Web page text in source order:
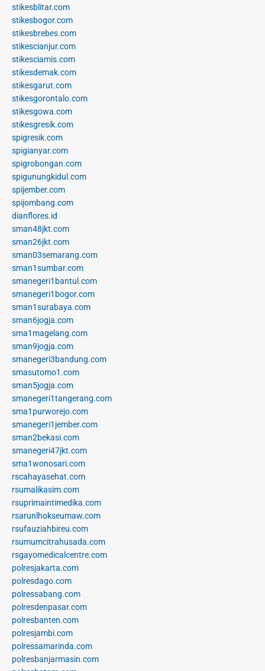
stikesblitar.com
stikesbogor.com
stikesbrebes.com
stikescianjur.com
stikesciamis.com
stikesdemak.com
stikesgarut.com
stikesgorontalo.com
stikesgowa.com
stikesgresik.com
spigresik.com
spigianyar.com
spigrobongan.com
spigunungkidul.com
spijember.com
spijombang.com
dianflores.id
sman48jkt.com
sman26jkt.com
sman03semarang.com
sman1sumbar.com
smanegeri1bantul.com
smanegeri1bogor.com
sman1surabaya.com
sman6jogja.com
sma1magelang.com
sman9jogja.com
smanegeri3bandung.com
smasutomo1.com
sman5jogja.com
smanegeri1tangerang.com
sma1purworejo.com
smanegeri1jember.com
sman2bekasi.com
smanegeri47jkt.com
sma1wonosari.com
rscahayasehat.com
rsumalikasim.com
rsuprimaintimedika.com
rsarunlhokseumaw.com
rsufauziahbireu.com
rsumumcitrahusada.com
rsgayomedicalcentre.com
polresjakarta.com
polresdago.com
polressabang.com
polresdenpasar.com
polresbanten.com
polresjambi.com
polressamarinda.com
polresbanjarmasin.com